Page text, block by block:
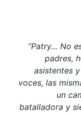
“Patry… No
padres,
asistentes
voces, las
un
batalladora y